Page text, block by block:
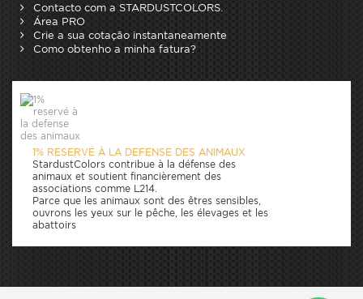
Contacto com a STARDUSTCOLORS.
Área PRO
Crie a sua cotação instantaneamente
Como obtenho a minha fatura?
1% RESERVÉ À LA DEFENSE DES ANIMAUX
StardustColors contribue à la défense des
animaux et soutient financièrement des
associations comme L214.
Parce que les animaux sont des êtres sensibles,
ouvrons les yeux sur le pêche, les élevages et les
abattoirs